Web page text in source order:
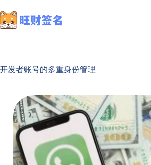
开发者账号的多重身份管理